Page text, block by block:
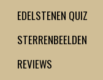
EDELSTENEN QUIZ
STERRENBEELDEN
REVIEWS